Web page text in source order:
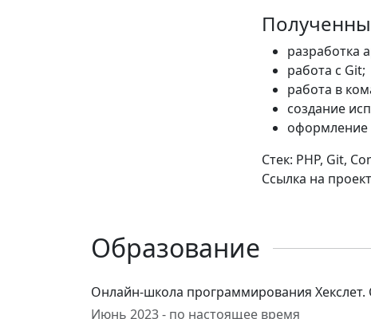
разработка
работа с Git;
работа в
создание
оформление
Стек: PHP, Git,
Ссылка на
Образование
Онлайн-школа программирования Хекслет.
Июнь 2023 - по настоящее время